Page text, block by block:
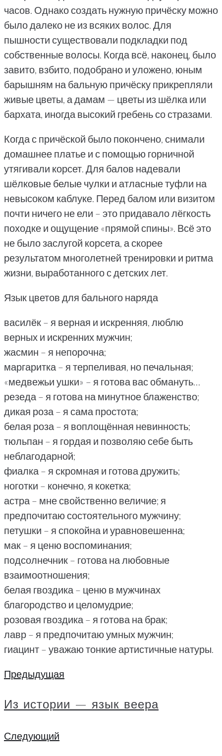
часов. Однако создать нужную причёску можно
было далеко не из всяких волос. Для
пышности существовали подкладки под
собственные волосы. Когда всё, наконец, было
завито, взбито, подобрано и уложено, юным
барышням на бальную причёску прикрепляли
живые цветы, а дамам — цветы из шёлка или
бархата, иногда высокий гребень со стразами.
Когда с причёской было покончено, снимали
домашнее платье и с помощью горничной
утягивали корсет. Для балов надевали
шёлковые белые чулки и атласные туфли на
невысоком каблуке. Перед балом или визитом
почти ничего не ели – это придавало лёгкость
походке и ощущение «прямой спины». Всё это
не было заслугой корсета, а скорее
результатом многолетней тренировки и ритма
жизни, выработанного с детских лет.
Язык цветов для бального наряда
василёк – я верная и искренняя, люблю
верных и искренних мужчин;
жасмин – я непорочна;
маргаритка – я терпеливая, но печальная;
«медвежьи ушки» – я готова вас обмануть…
резеда – я готова на минутное блаженство;
дикая роза – я сама простота;
белая роза – я воплощённая невинность;
тюльпан – я гордая и позволяю себе быть
неблагодарной;
фиалка – я скромная и готова дружить;
ноготки – конечно, я кокетка;
астра – мне свойственно величие; я
предпочитаю состоятельного мужчину;
петушки – я спокойна и уравновешенна;
мак – я ценю воспоминания;
подсолнечник – готова на любовные
взаимоотношения;
белая гвоздика – ценю в мужчинах
благородство и целомудрие;
розовая гвоздика – я готова на брак;
лавр – я предпочитаю умных мужчин;
гиацинт – уважаю тонкие артистичные натуры.
Навигация
записям
Предыдущая
Предыдущая
Из истории — язык веера
Следующий
Следующий